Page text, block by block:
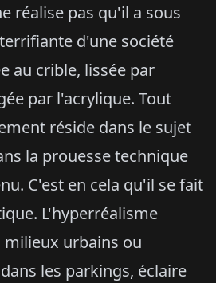
réalise pas qu'il a sous
d'une société
au crible, lissée par
par l'acrylique. Tout
réside dans le sujet
la prouesse technique
C'est en cela qu'il se fait
L'hyperréalisme
milieux urbains ou
les parkings, éclaire